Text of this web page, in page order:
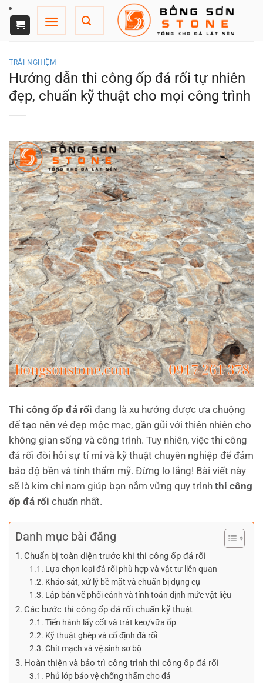
Chuyển
đến
nội
TRẢI NGHIỆM
Hướng dẫn thi công ốp đá rối tự nhiên
đẹp, chuẩn kỹ thuật cho mọi công trình
Thi công ốp đá rối đang là xu hướng được ưa chuộng
để tạo nên vẻ đẹp mộc mạc, gần gũi với thiên nhiên cho
không gian sống và công trình. Tuy nhiên, việc thi công
đá rối đòi hỏi sự tỉ mỉ và kỹ thuật chuyên nghiệp để đảm
bảo độ bền và tính thẩm mỹ. Đừng lo lắng! Bài viết này
sẽ là kim chỉ nam giúp bạn nắm vững quy trình thi công
ốp đá rối chuẩn nhất.
Danh mục bài đăng
Chuẩn bị toàn diện trước khi thi công ốp đá rối
Lựa chọn loại đá rối phù hợp và vật tư liên quan
Khảo sát, xử lý bề mặt và chuẩn bị dụng cụ
Lập bản vẽ phối cảnh và tính toán định mức vật liệu
Các bước thi công ốp đá rối chuẩn kỹ thuật
Tiến hành lấy cốt và trát keo/vữa ốp
Kỹ thuật ghép và cố định đá rối
Chít mạch và vệ sinh sơ bộ
Hoàn thiện và bảo trì công trình thi công ốp đá rối
Phủ lớp bảo vệ chống thấm cho đá